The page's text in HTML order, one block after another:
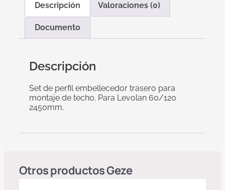
Descripción Valoraciones (0)
Documento
Descripción
Set de perfil embellecedor trasero para
montaje de techo. Para Levolan 60/120
2450mm.
Otros productosGeze